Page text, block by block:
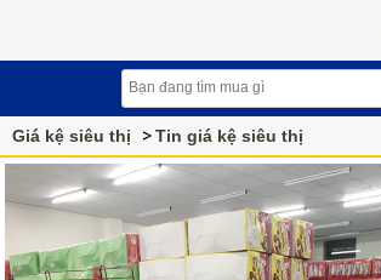
Giá kệ siêu thị Tin giá kệ siêu thị